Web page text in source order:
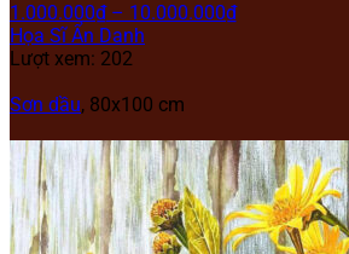
1.000.000₫ – 10.000.000₫
Họa Sĩ Ẩn Danh
Lượt xem: 202
Sơn dầu, 80x100 cm